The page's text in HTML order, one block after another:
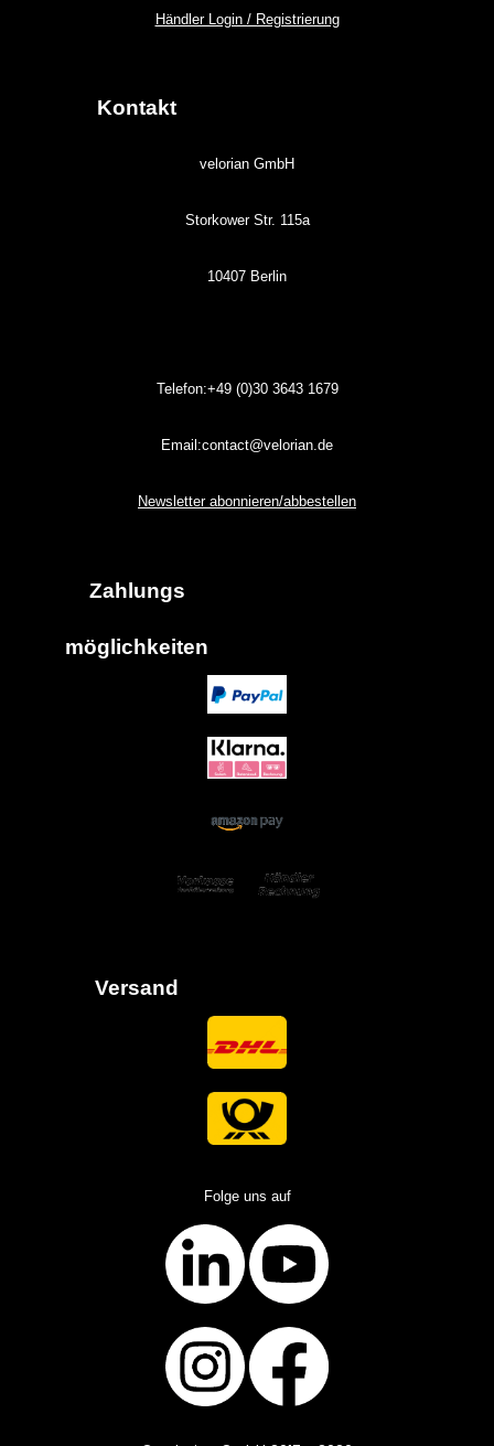
Händler Login / Registrierung
Kontakt
velorian GmbH
Storkower Str. 115a
10407 Berlin
Telefon:+49 (0)3036431679
Email:contact@velorian.de
Newsletter abonnieren/abbestellen
Zahlungs
möglichkeiten
Versand
Folge uns auf